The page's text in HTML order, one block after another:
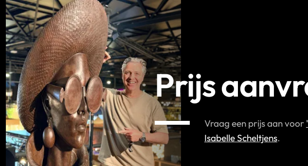
Prijs
Vraag een prijs aan voor
Isabelle Scheltjens.